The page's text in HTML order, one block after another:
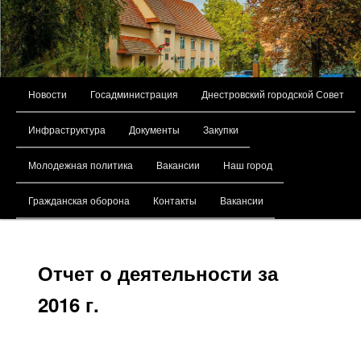
Перейти к основному содержимому
Новости Госадминистрация Днестровский городской Совет
Инфраструктура Документы Закупки
Молодежная политика Вакансии Наш город
Гражданская оборона Контакты Вакансии
Отчет о деятельности за
2016 г.